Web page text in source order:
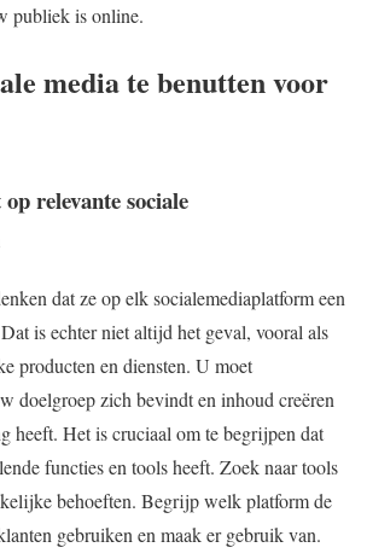
publiek is online.
media te benutten voor
relevante sociale
dat ze op elk socialemediaplatform een
is echter niet altijd het geval, vooral als
producten en diensten. U moet
doelgroep zich bevindt en inhoud creëren
heeft. Het is cruciaal om te begrijpen dat
functies en tools heeft. Zoek naar tools
behoeften. Begrijp welk platform de
gebruiken en maak er gebruik van.